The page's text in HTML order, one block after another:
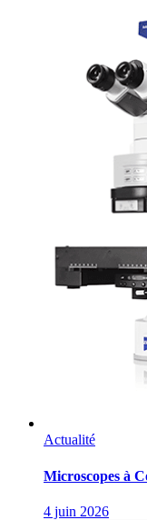
Actualité
Microscopes à
4 juin 2026